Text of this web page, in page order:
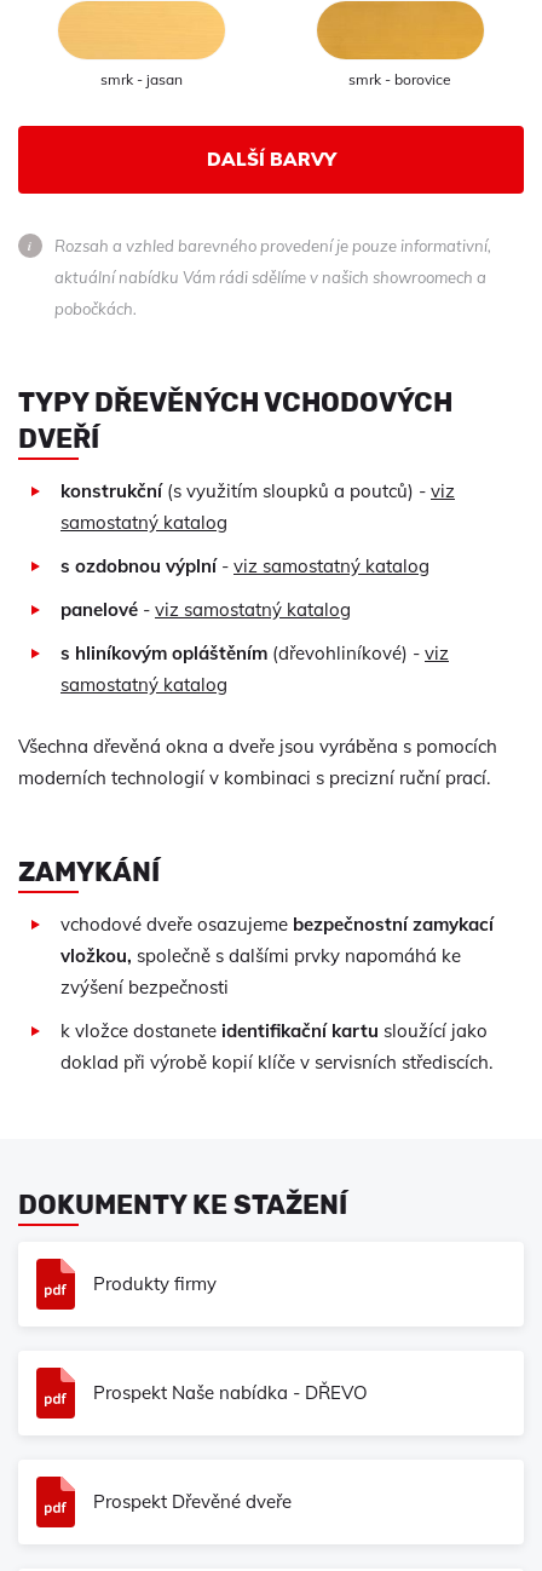
smrk - jasan smrk - borovice
DALŠÍ BARVY
Rozsah a vzhled barevného provedení je pouze informativní,
aktuální nabídku Vám rádi sdělíme v našich showroomech a
pobočkách.
TYPY DŘEVĚNÝCH VCHODOVÝCH
DVEŘÍ
konstrukční(s využitím sloupků a poutců) - viz
samostatný katalog
s ozdobnou výplní- viz samostatný katalog
panelové - viz samostatný katalog
s hliníkovým opláštěním (dřevohliníkové) - viz
samostatný katalog
Všechna dřevěná okna a dveře jsou vyráběna s pomocích
moderních technologií v kombinaci s precizní ruční prací.
ZAMYKÁNÍ
vchodové dveře osazujeme bezpečnostní zamykací
vložkou, společně s dalšími prvky napomáhá ke
zvýšení bezpečnosti
k vložce dostanete identifikační kartu sloužící jako
doklad při výrobě kopií klíče v servisních střediscích.
DOKUMENTY KE STAŽENÍ
Produkty firmy
Prospekt Naše nabídka - DŘEVO
Prospekt Dřevěné dveře